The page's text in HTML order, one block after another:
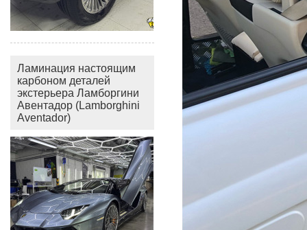
Ламинация настоящим
карбоном деталей
экстерьера Ламборгини
Авентадор (Lamborghini
Aventador)